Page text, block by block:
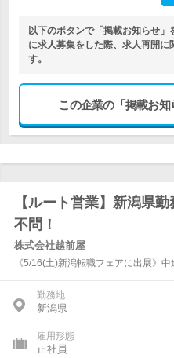
以下のボタンで「掲載お知らせ
に求人募集をした際、求人再開に
す。
この企業の「掲載お
【ルート営業】新潟県
不問！
株式会社越前屋
《5/16(土)新潟転職フェアに出展》
勤務地
新潟県
雇用形態
正社員